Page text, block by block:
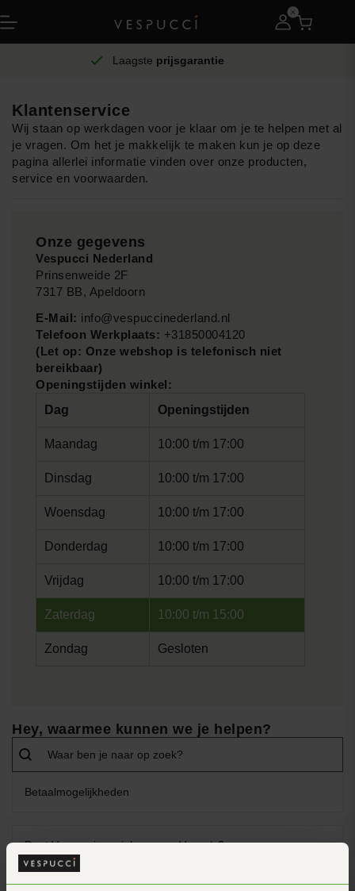
Laagste prijsgarantie
Klantenservice
Wij staan op werkdagen voor je klaar om je te helpen met al
je vragen. Om het je makkelijk te maken kun je op deze
pagina allerlei informatie vinden over onze producten,
service en voorwaarden.
Onze gegevens
Vespucci Nederland
Prinsenweide 2F
7317 BB, Apeldoorn
E-Mail: info@vespuccinederland.nl
Telefoon Werkplaats: +31850004120
(Let op: Onze webshop is telefonisch niet
bereikbaar)
Openingstijden winkel:
Dag
Openingstijden
Maandag 10:00 t/m 17:00
Dinsdag 10:00 t/m 17:00
Woensdag 10:00 t/m 17:00
Donderdag 10:00 t/m 17:00
Vrijdag 10:00 t/m 17:00
Zaterdag 10:00 t/m 15:00
Zondag Gesloten
Hey, waarmee kunnen we je helpen?
Search
Search content
Betaalmogelijkheden
Doet Vespucci aan inkoop van Vespa’s?